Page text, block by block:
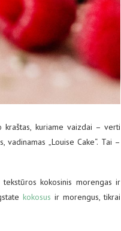
kraštas, kuriame vaizdai – verti
„Louise Cake“. Tai –
kokosinis morengas ir
kokosus ir morengus, tikrai